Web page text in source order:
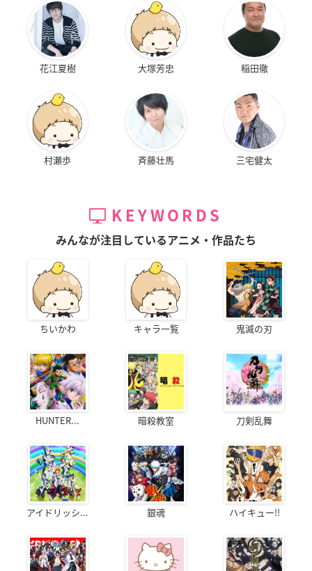
花江夏樹 大塚芳忠 稲田徹
村瀬歩 斉藤壮馬 三宅健太
KEYWORDS
みんなが注目しているアニメ・作品たち
ちいかわ キャラ一覧 鬼滅の刃
HUNTER... 暗殺教室 刀剣乱舞
アイドリッシ... 銀魂 ハイキュー!!